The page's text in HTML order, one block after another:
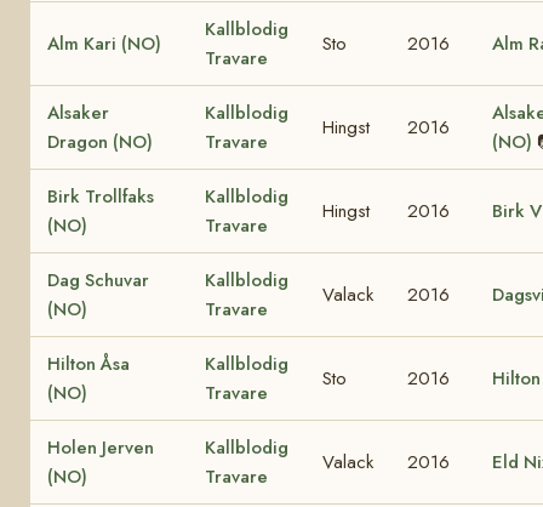
Alm Kari (NO)
Kallblodig
Travare
Sto 2016 Alm
Alsaker
Dragon (NO)
Kallblodig
Travare
Hingst 2016
(NO)
Birk Trollfaks
(NO)
Kallblodig
Travare
Hingst 2016 Birk
Dag Schuvar
(NO)
Kallblodig
Travare
Valack 2016
Hilton Åsa
(NO)
Kallblodig
Travare
Sto 2016
Holen Jerven
(NO)
Kallblodig
Travare
Valack 2016 Eld